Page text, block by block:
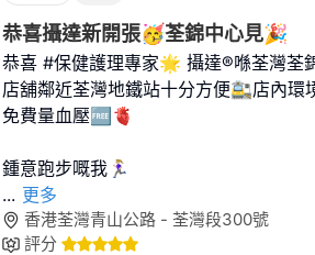
恭喜攝達新開張🥳荃錦中心見🎉
恭喜 #保健護理專家🌟 攝達®️喺荃灣荃
店舖鄰近荃灣地鐵站十分方便🚉店內
免費量血壓🆓🫀
... 更多
香港荃灣青山公路 - 荃灣段300號
評分